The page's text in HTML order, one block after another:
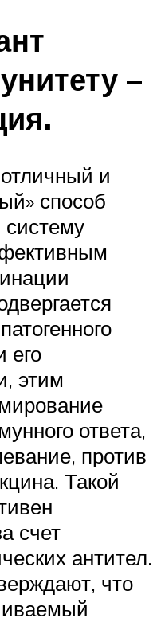
–
и
способ
его
этим
ответа,
против
Такой
счет
антител.
что